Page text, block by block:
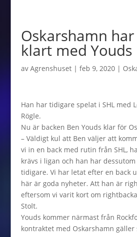
Oskarshamn
klart med Youds
av Agrenshuset| feb 9, 2020|
Han har tidigare spelat i SHL med
Rögle.
Nu är backen Ben Youds klar för
– Väldigt kul att Ben väljer att
vi in en back med rutin från SHL,
krävs i ligan och han har
tidigare. Vi har letat efter en back
här är goda nyheter. Att han är
eftersom vi varit kort om
Stolt.
Youds kommer närmast från
kontraktet med Oskarshamn gäller